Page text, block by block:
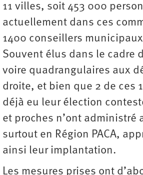
11 villes, soit 453 000
actuellement dans ces
1400 conseillers
Souvent élus dans le cadre
voire quadrangulaires aux
droite, et bien que 2 de ces
déjà eu leur élection
et proches n’ont administré
surtout en Région PACA,
ainsi leur implantation.
Les mesures prises ont